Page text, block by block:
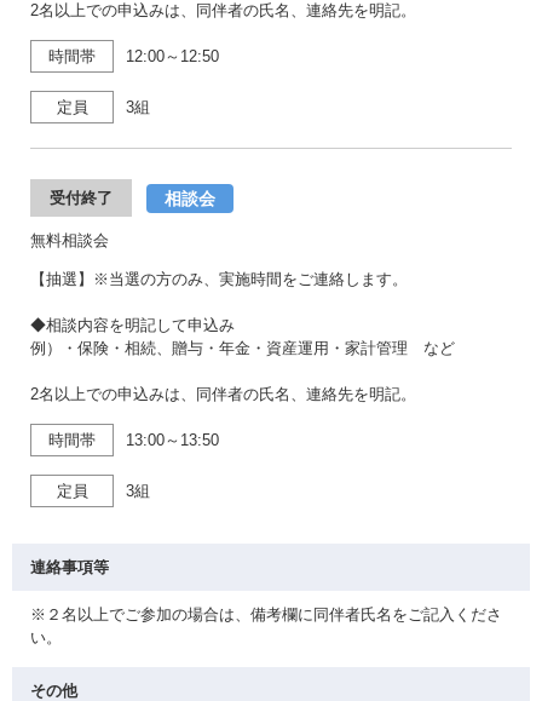
2名以上での申込みは、同伴者の氏名、連絡先を明記。
時間帯 12:00～12:50
定員 3組
受付終了 相談会
無料相談会
【抽選】※当選の方のみ、実施時間をご連絡します。
◆相談内容を明記して申込み
例）・保険・相続、贈与・年金・資産運用・家計管理 など
2名以上での申込みは、同伴者の氏名、連絡先を明記。
時間帯 13:00～13:50
定員 3組
連絡事項等
※２名以上でご参加の場合は、備考欄に同伴者氏名をご記入くださ
い。
その他